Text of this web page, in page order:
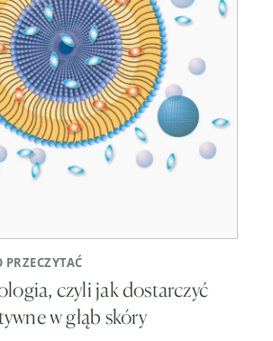
PRZECZYTAĆ
czyli jak dostarczyć
w głąb skóry